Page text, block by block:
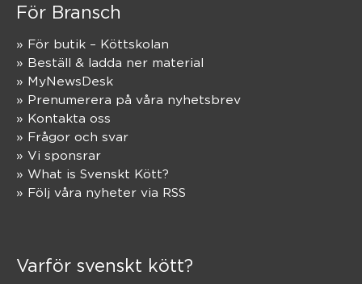
För Bransch
» För butik – Köttskolan
» Beställ & ladda ner material
» MyNewsDesk
» Prenumerera på våra nyhetsbrev
» Kontakta oss
» Frågor och svar
» Vi sponsrar
» What is Svenskt Kött?
» Följ våra nyheter via RSS
Varför svenskt kött?